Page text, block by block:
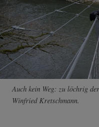
Auch kein Weg: zu löchrig
Winfried Kretschmann.